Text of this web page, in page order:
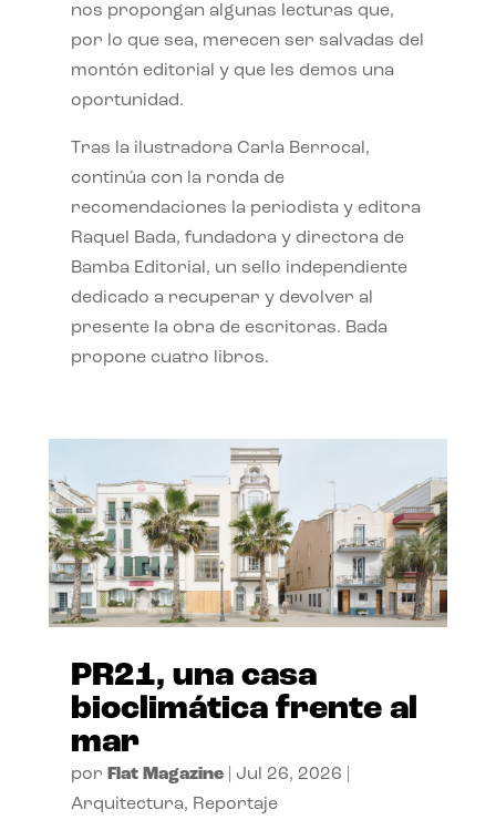
nos propongan algunas lecturas que,
por lo que sea, merecen ser salvadas del
montón editorial y que les demos una
oportunidad.
Tras la ilustradora Carla Berrocal,
continúa con la ronda de
recomendaciones la periodista y editora
Raquel Bada, fundadora y directora de
Bamba Editorial, un sello independiente
dedicado a recuperar y devolver al
presente la obra de escritoras. Bada
propone cuatro libros.
PR21, una casa
bioclimática frente al
mar
por Flat Magazine| Jul 26, 2026
Arquitectura, Reportaje